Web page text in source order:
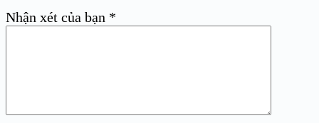
Nhận xét của bạn *